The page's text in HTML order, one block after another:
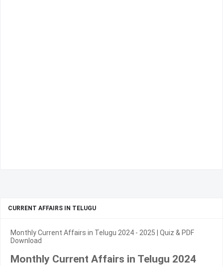
CURRENT AFFAIRS IN TELUGU
Monthly Current Affairs in Telugu 2024 - 2025 | Quiz & PDF
Download
Monthly Current Affairs in Telugu 2024